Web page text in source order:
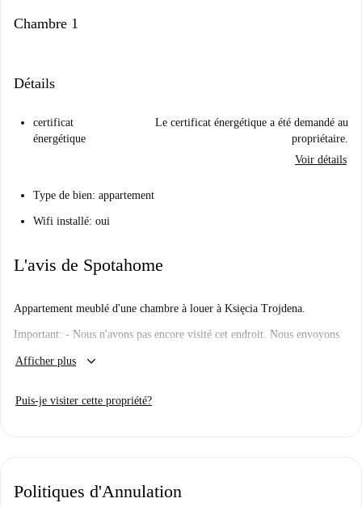
Chambre 1
Détails
certificat
énergétique
Le certificat énergétique a été demandé au
propriétaire.
Voir détails
Type de bien: appartement
Wifi installé: oui
L'avis de Spotahome
Appartement meublé d'une chambre à louer à Księcia Trojdena.
Important: - Nous n'avons pas encore visité cet endroit. Nous envoyons
des Homecheckers visiter chaque appartement sur Spotahome, alors
Afficher plus keyboard_arrow_down
Puis-je visiter cette propriété?
Politiques d'Annulation